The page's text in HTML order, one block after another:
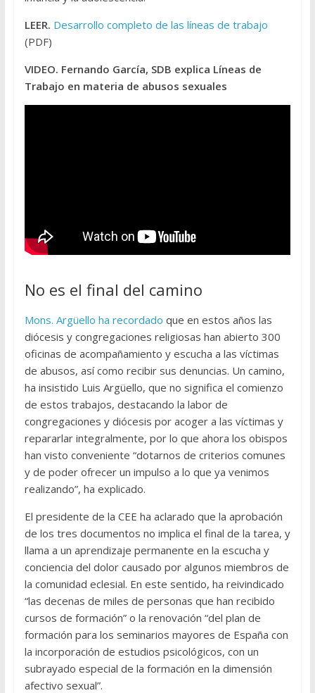
LEER. Desarrollo completo de las líneas de trabajo
(PDF)
VIDEO. Fernando García, SDB explica Líneas de
Trabajo en materia de abusos sexuales
No es el final del camino
Mons. Argüello ha recordado que en estos años las
diócesis y congregaciones religiosas han abierto 300
oficinas de acompañamiento y escucha a las víctimas
de abusos, así como recibir sus denuncias. Un camino,
ha insistido Luis Argüello, que no significa el comienzo
de estos trabajos, destacando la labor de
congregaciones y diócesis por acoger a las víctimas y
repararlar integralmente, por lo que ahora los obispos
han visto conveniente “dotarnos de criterios comunes
y de poder ofrecer un impulso a lo que ya venimos
realizando”, ha explicado.
El presidente de la CEE ha aclarado que la aprobación
de los tres documentos no implica el final de la tarea, y
llama a un aprendizaje permanente en la escucha y
conciencia del dolor causado por algunos miembros de
la comunidad eclesial. En este sentido, ha reivindicado
“las decenas de miles de personas que han recibido
cursos de formación” o la renovación “del plan de
formación para los seminarios mayores de España con
la incorporación de estudios psicológicos, con un
subrayado especial de la formación en la dimensión
afectivo sexual”.